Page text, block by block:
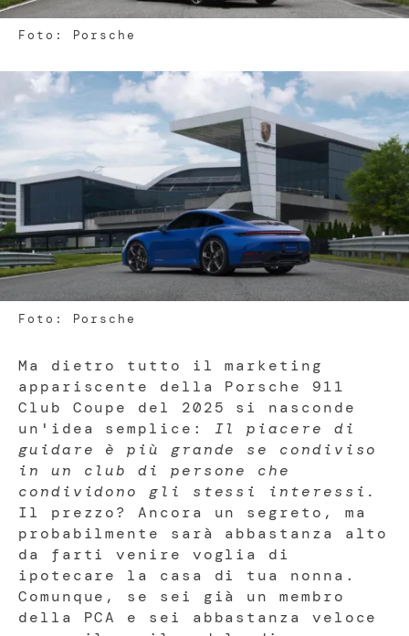
Foto: Porsche
Foto: Porsche
Ma dietro tutto il marketing
appariscente della Porsche 911
Club Coupe del 2025 si nasconde
un'idea semplice: Il piacere di
guidare è più grande se condiviso
in un club di persone che
condividono gli stessi interessi.
Il prezzo? Ancora un segreto, ma
probabilmente sarà abbastanza alto
da farti venire voglia di
ipotecare la casa di tua nonna.
Comunque, se sei già un membro
della PCA e sei abbastanza veloce